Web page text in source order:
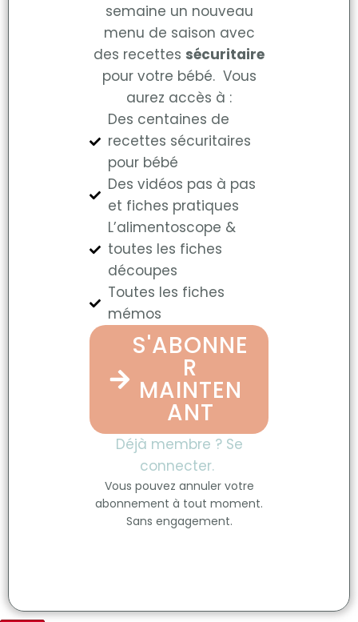
semaine un nouveau
menu de saison avec
des recettes sécuritaire
pour votre bébé. Vous
aurez accès à :
Des centaines de
recettes sécuritaires
pour bébé
Des vidéos pas à pas
et fiches pratiques
L’alimentoscope &
toutes les fiches
découpes
Toutes les fiches
mémos
S'ABONNE
R
MAINTEN
ANT
Déjà membre ? Se
connecter.
Vous pouvez annuler votre
abonnement à tout moment.
Sans engagement.